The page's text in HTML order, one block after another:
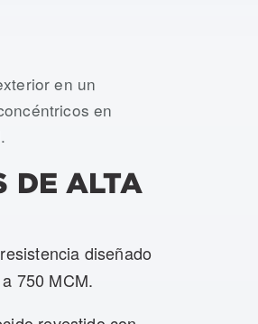
en un
en
DE ALTA
diseñado
750 MCM.